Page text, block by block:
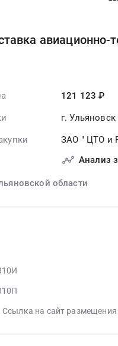
авиационно-
121 123 ₽
г. Ульяновск
ЗАО " ЦТО и
Анализ
области